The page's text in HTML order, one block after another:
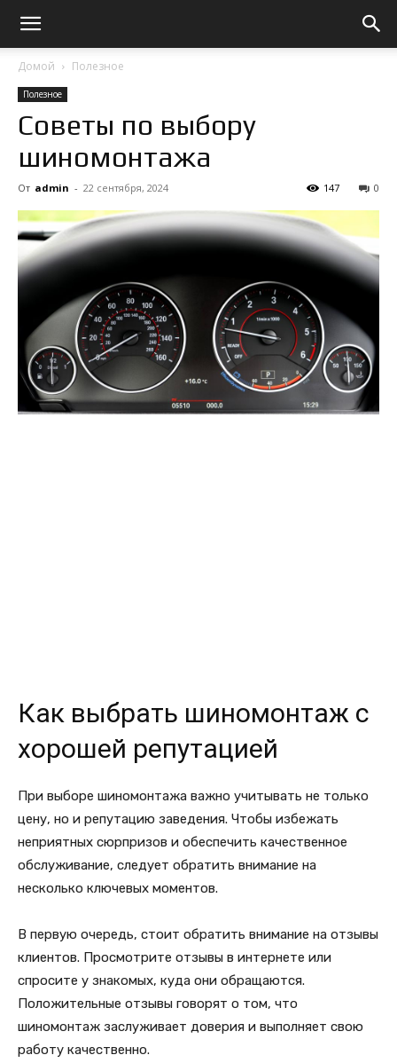
Домой Полезное
Полезное
Советы по выбору
шиномонтажа
От admin - 22 сентября, 2024 0
147
Как выбрать шиномонтаж с
хорошей репутацией
При выборе шиномонтажа важно учитывать не только
цену, но и репутацию заведения. Чтобы избежать
неприятных сюрпризов и обеспечить качественное
обслуживание, следует обратить внимание на
несколько ключевых моментов.
В первую очередь, стоит обратить внимание на отзывы
клиентов. Просмотрите отзывы в интернете или
спросите у знакомых, куда они обращаются.
Положительные отзывы говорят о том, что
шиномонтаж заслуживает доверия и выполняет свою
работу качественно.